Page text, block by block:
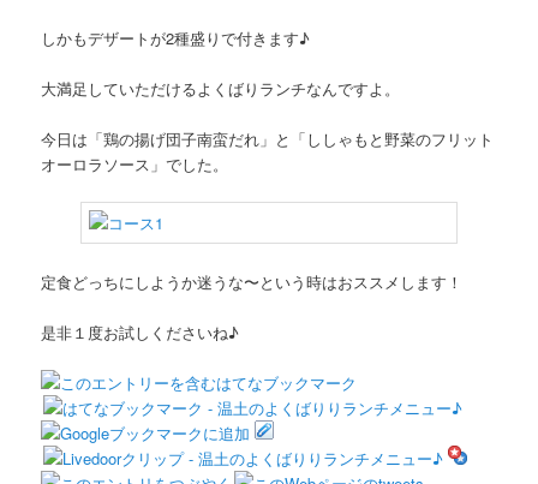
しかもデザートが2種盛りで付きます♪
大満足していただけるよくばりランチなんですよ。
今日は「鶏の揚げ団子南蛮だれ」と「ししゃもと野菜のフリット
オーロラソース」でした。
定食どっちにしようか迷うな〜という時はおススメします！
是非１度お試しくださいね♪